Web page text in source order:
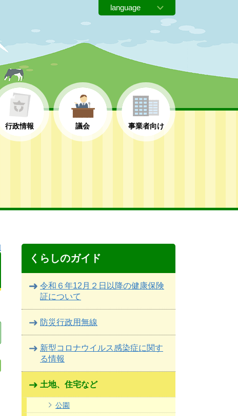
行政情報 議会 事業者向け
くらしのガイド
令和６年12月２日以降の健康保険
証について
防災行政用無線
新型コロナウイルス感染症に関す
る情報
土地、住宅など
公園